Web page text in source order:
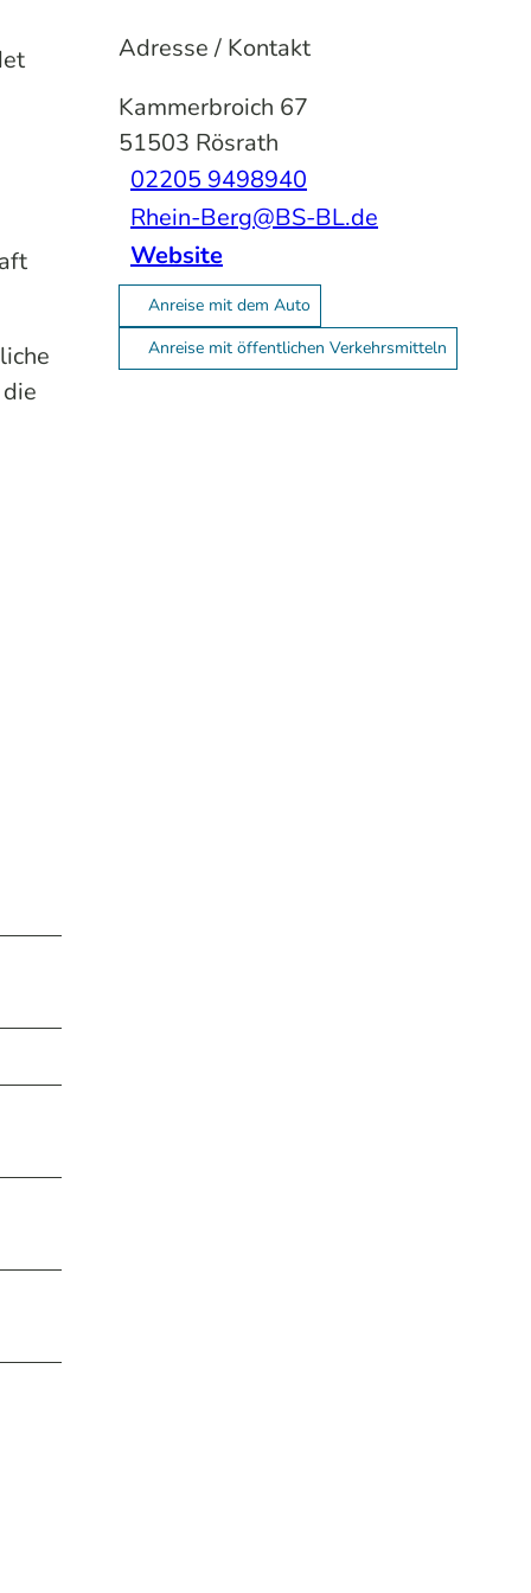
Adresse / Kontakt
Kammerbroich 67
51503 Rösrath
02205 9498940
Rhein-Berg@BS-BL.de
Website
Anreise mit dem Auto
Anreise mit öffentlichen Verkehrsmitteln